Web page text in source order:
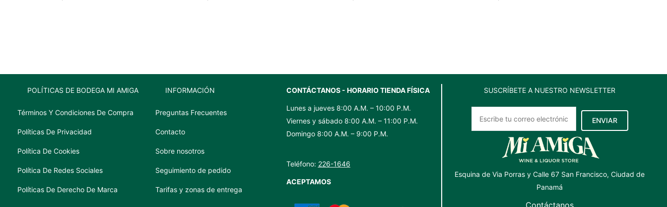
POLÍTICAS DE BODEGA MI AMIGA
Términos Y Condiciones De Compra
Políticas De Privacidad
Política De Cookies
Política De Redes Sociales
Políticas De Derecho De Marca
INFORMACIÓN
Preguntas Frecuentes
Contacto
Sobre nosotros
Seguimiento de pedido
Tarifas y zonas de entrega
CONTÁCTANOS - HORARIO TIENDA FÍSICA
Lunes a jueves 8:00 A.M. – 10:00 P.M.
Viernes y sábado 8:00 A.M. – 11:00 P.M.
Domingo 8:00 A.M. – 9:00 P.M.
Teléfono: 226-1646
ACEPTAMOS
SUSCRÍBETE A NUESTRO NEWSLETTER
ENVIAR
Esquina de Via Porras y Calle 67 San Francisco, Ciudad de
Panamá
Contáctanos